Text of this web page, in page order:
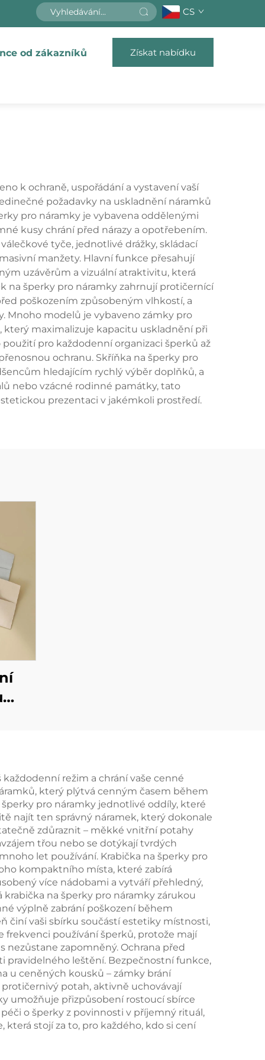
CS
od zákazníků Získat nabídku
k ochraně, uspořádání a vystavení vaší
požadavky na uskladnění náramků
pro náramky je vybavena oddělenými
kusy chrání před nárazy a opotřebením.
tyče, jednotlivé drážky, skládací
manžety. Hlavní funkce přesahují
uzávěrům a vizuální atraktivitu, která
na šperky pro náramky zahrnují protičernící
poškozením způsobeným vlhkostí, a
Mnoho modelů je vybaveno zámky pro
maximalizuje kapacitu uskladnění při
pro každodenní organizaci šperků až
ochranu. Skříňka na šperky pro
hledajícím rychlý výběr doplňků, a
nebo vzácné rodinné památky, tato
prezentaci v jakémkoli prostředí.
pro
režim a chrání vaše cenné
který plýtvá cenným časem během
pro náramky jednotlivé oddíly, které
najít ten správný náramek, který dokonale
zdůraznit – měkké vnitřní potahy
třou nebo se dotýkají tvrdých
let používání. Krabička na šperky pro
kompaktního místa, které zabírá
více nádobami a vytváří přehledný,
na šperky pro náramky zárukou
výplně zabrání poškození během
činí vaši sbírku součástí estetiky místnosti,
frekvenci používání šperků, protože mají
nezůstane zapomněný. Ochrana před
pravidelného leštění. Bezpečnostní funkce,
u ceněných kousků – zámky brání
potah, aktivně uchovávají
umožňuje přizpůsobení rostoucí sbírce
o šperky z povinnosti v příjemný rituál,
která stojí za to, pro každého, kdo si cení